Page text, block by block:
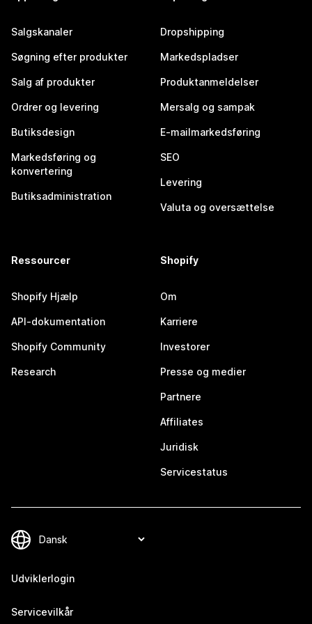
Salgskanaler
Søgning efter produkter
Salg af produkter
Ordrer og levering
Butiksdesign
Markedsføring og
konvertering
Butiksadministration
Dropshipping
Markedspladser
Produktanmeldelser
Mersalg og sampak
E-mailmarkedsføring
SEO
Levering
Valuta og oversættelse
Ressourcer
Shopify Hjælp
API-dokumentation
Shopify Community
Research
Shopify
Om
Karriere
Investorer
Presse og medier
Partnere
Affiliates
Juridisk
Servicestatus
Udviklerlogin
Servicevilkår